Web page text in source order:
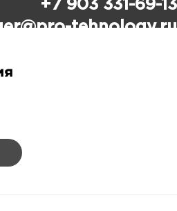
+7 903 331-69-13
@pro-tehnology.ru